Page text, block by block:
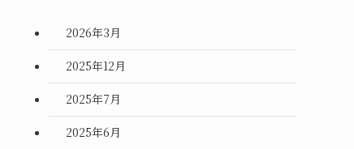
2026年3月
2025年12月
2025年7月
2025年6月